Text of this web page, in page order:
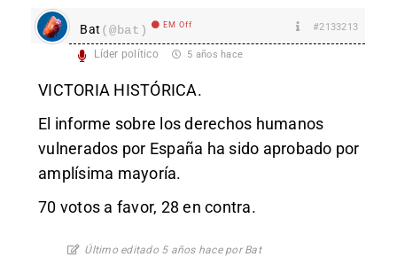
Bat (@bat) EM Off #2133213
Líder político 5 años hace
VICTORIA HISTÓRICA.
El informe sobre los derechos humanos
vulnerados por España ha sido aprobado por
amplísima mayoría.
70 votos a favor, 28 en contra.
Último editado 5 años hace por Bat